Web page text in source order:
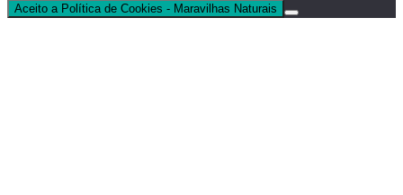
Aceito a Política de Cookies - Maravilhas Naturais